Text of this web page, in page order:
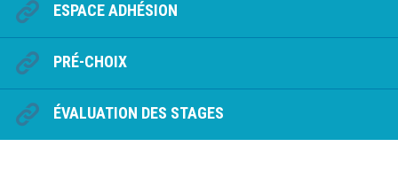
ESPACE ADHÉSION
PRÉ-CHOIX
ÉVALUATION DES STAGES